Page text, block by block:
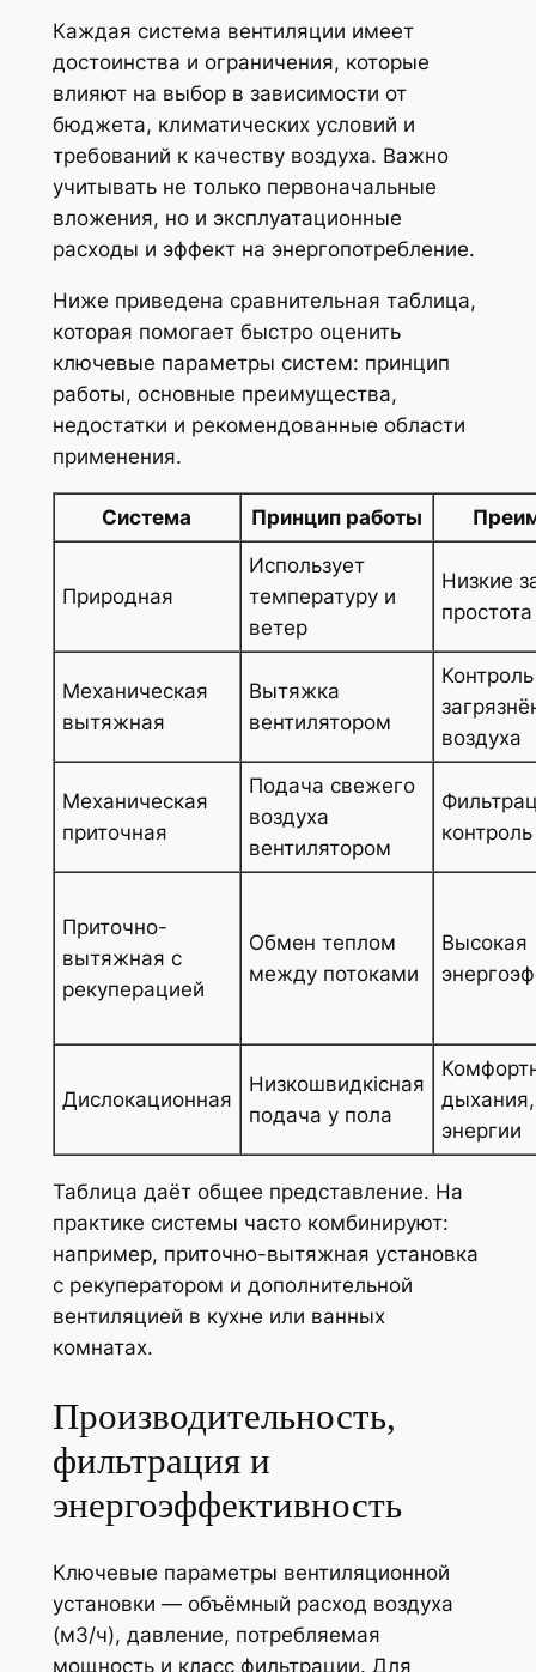
Каждая система вентиляции имеет
достоинства и ограничения, которые
влияют на выбор в зависимости от
бюджета, климатических условий и
требований к качеству воздуха. Важно
учитывать не только первоначальные
вложения, но и эксплуатационные
расходы и эффект на энергопотребление.
Ниже приведена сравнительная таблица,
которая помогает быстро оценить
ключевые параметры систем: принцип
работы, основные преимущества,
недостатки и рекомендованные области
применения.
Система Принцип работы
Природная
Использует
температуру и
ветер
Низкие
простота
Механическая
вытяжная
Вытяжка
вентилятором
воздуха
Механическая
приточная
Подача свежего
воздуха
вентилятором
Приточно-
вытяжная с
рекуперацией
Обмен теплом
между потоками
Высокая
Дислокационная
Низкошвидкісная
подача у пола
энергии
Таблица даёт общее представление. На
практике системы часто комбинируют:
например, приточно-вытяжная установка
с рекуператором и дополнительной
вентиляцией в кухне или ванных
комнатах.
Производительность,
фильтрация и
энергоэффективность
Ключевые параметры вентиляционной
установки — объёмный расход воздуха
(м3/ч), давление, потребляемая
мощность и класс фильтрации. Для